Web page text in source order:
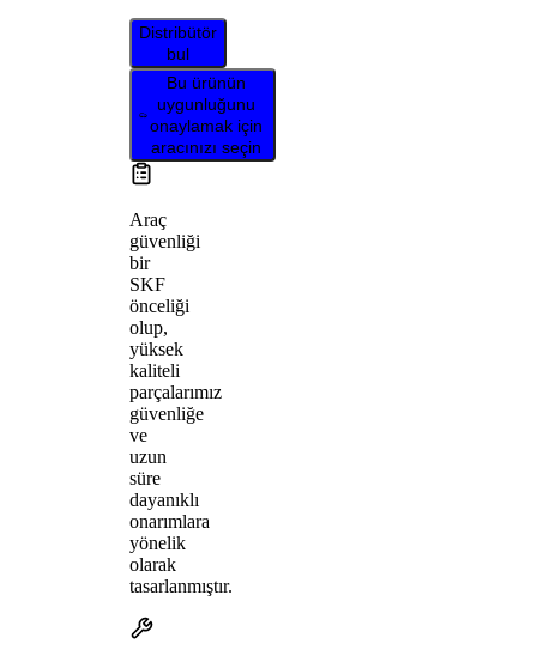
Distribütör
bul
Bu ürünün
uygunluğunu
onaylamak için
aracınızı seçin
Araç
güvenliği
bir
SKF
önceliği
olup,
yüksek
kaliteli
parçalarımız
güvenliğe
ve
uzun
süre
dayanıklı
onarımlara
yönelik
olarak
tasarlanmıştır.